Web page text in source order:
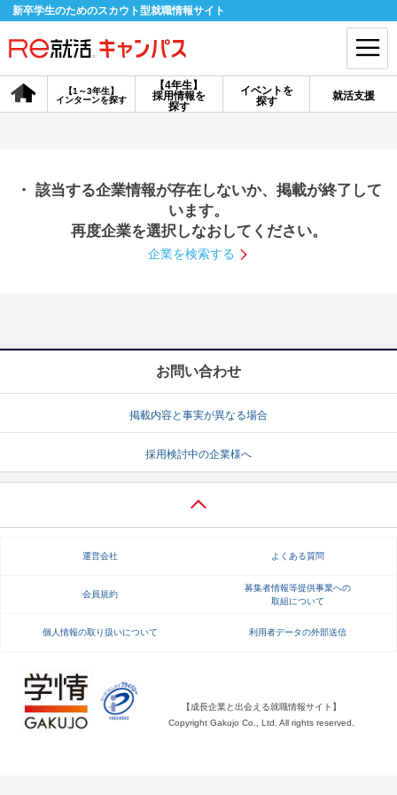
新卒学生のためのスカウト型就職情報サイト
【4年生】
採用情報を
探す
【1～3年生】
インターンを探す
イベントを
探す
就活支援
会員登録 ログイン
探す
【4年生】
説明会を探す
就活ノウハウ・サポート
就活ノウハウが満載！ お役立ち記事・相談室など
就活ニュースペーパー よくある質問
不明点があればこちら
・ 該当する企業情報が存在しないか、掲載が終了して
います。
再度企業を選択しなおしてください。
企業を検索する
お問い合わせ
掲載内容と事実が異なる場合
採用検討中の企業様へ
運営会社 よくある質問
会員規約
募集者情報等提供事業への
取組について
個人情報の取り扱いについて 利用者データの外部送信
【成長企業と出会える就職情報サイト】
Copyright Gakujo Co., Ltd. All rights reserved.